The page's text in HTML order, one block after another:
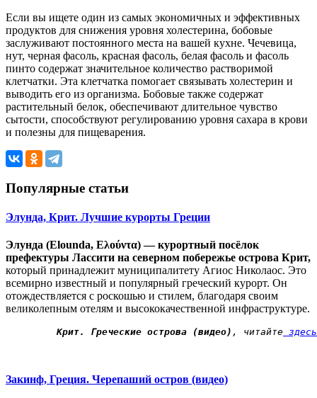
Если вы ищете один из самых экономичных и эффективных
продуктов для снижения уровня холестерина, бобовые
заслуживают постоянного места на вашей кухне. Чечевица,
нут, черная фасоль, красная фасоль, белая фасоль и фасоль
пинто содержат значительное количество растворимой
клетчатки. Эта клетчатка помогает связывать холестерин и
выводить его из организма. Бобовые также содержат
растительный белок, обеспечивают длительное чувство
сытости, способствуют регулированию уровня сахара в крови
и полезны для пищеварения.
Популярные статьи
Элунда, Крит. Лучшие курорты Греции
Элунда (Elounda, Ελούντα) — курортный посёлок
префектуры Лассити на северном побережье острова Крит,
который принадлежит муниципалитету Агиос Николаос. Это
всемирно известный и популярный греческий курорт. Он
отождествляется с роскошью и стилем, благодаря своим
великолепным отелям и высококачественной инфраструктуре.
Крит. Греческие острова (видео) , читайте здесь
Закинф, Греция. Черепаший остров (видео)